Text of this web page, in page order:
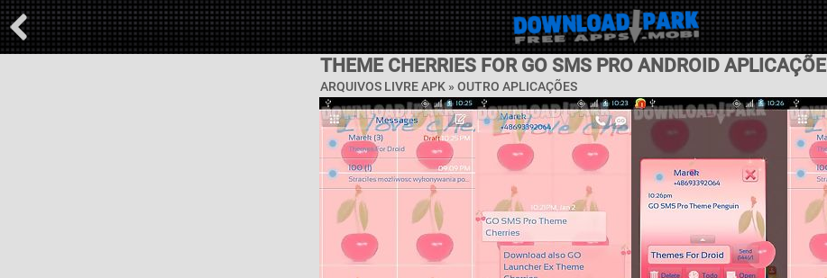
THEME CHERRIES FOR GO SMS PRO ANDROID APLICAÇÕE
ARQUIVOS LIVRE APK » OUTRO APLICAÇÕES